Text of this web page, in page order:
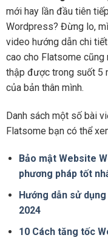
mới hay lần đầu tiên
Wordpress? Đừng lo,
video hướng dẫn chi
cao cho Flatsome cũng
thập được trong suốt 5
của bản thân mình.
Danh sách một số bài
Flatsome bạn có thể
Bảo mật Website
phương pháp tốt
Hướng dẫn sử
2024
10 Cách tăng tốc